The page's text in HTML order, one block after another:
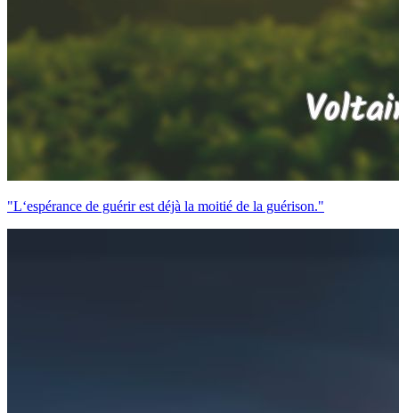
"L‘espérance de guérir est déjà la moitié de la guérison."